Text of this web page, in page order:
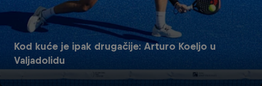
Kod kuće je ipak drugačije: Arturo Koeljo u
Valjadolidu